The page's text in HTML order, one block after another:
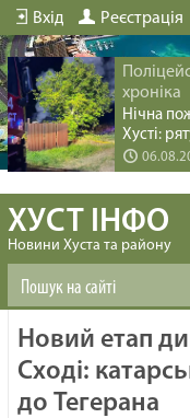
Вхід Реєстрація
хроніка
Нічна
Хусті:
ХУСТ ІНФО
Новини Хуста та району
Новий етап
Сході:
до Тегерана